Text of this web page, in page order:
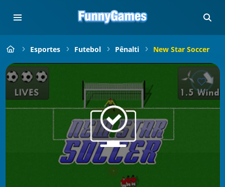
Esportes Futebol Pênalti New Star Soccer